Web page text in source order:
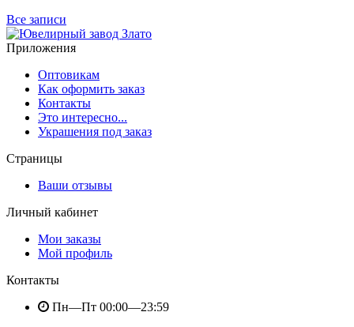
Все записи
Приложения
Оптовикам
Как оформить заказ
Контакты
Это интересно...
Украшения под заказ
Страницы
Ваши отзывы
Личный кабинет
Мои заказы
Мой профиль
Контакты
Пн—Пт 00:00—23:59